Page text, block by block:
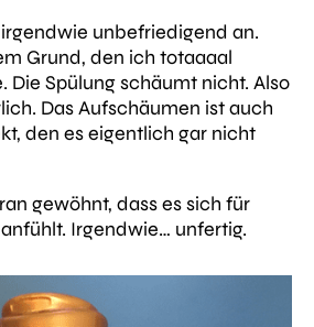
unbefriedigend an.
Grund, den ich totaaaal
Die Spülung schäumt nicht. Also
Das Aufschäumen ist auch
den es eigentlich gar nicht
gewöhnt, dass es sich für
Irgendwie… unfertig.